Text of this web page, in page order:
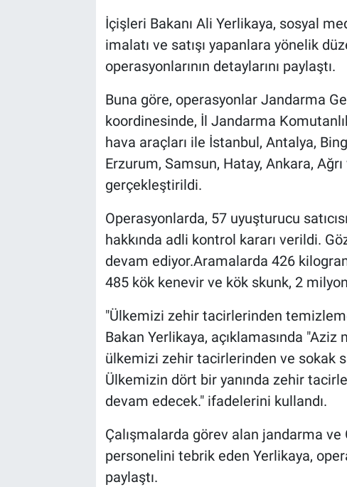
İçişleri Bakanı Ali Yerlikaya, sosyal
imalatı ve satışı yapanlara yönelik
operasyonlarının detaylarını paylaştı.
Buna göre, operasyonlar Jandarma
koordinesinde, İl Jandarma
hava araçları ile İstanbul, Antalya,
Erzurum, Samsun, Hatay, Ankara,
gerçekleştirildi.
Operasyonlarda, 57 uyuşturucu
hakkında adli kontrol kararı verildi.
devam ediyor.Aramalarda 426
485 kök kenevir ve kök skunk, 2
"Ülkemizi zehir tacirlerinden
Bakan Yerlikaya, açıklamasında
ülkemizi zehir tacirlerinden ve sokak
Ülkemizin dört bir yanında zehir
devam edecek." ifadelerini kullandı.
Çalışmalarda görev alan jandarma
personelini tebrik eden Yerlikaya,
paylaştı.